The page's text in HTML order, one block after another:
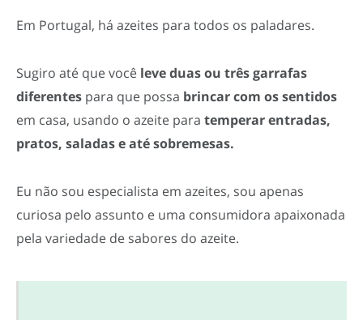
Em Portugal, há azeites para todos os paladares.
Sugiro até que você leve duas ou três garrafas
diferentes para que possa brincar com os sentidos
em casa, usando o azeite para temperar entradas,
pratos, saladas e até sobremesas.
Eu não sou especialista em azeites, sou apenas
curiosa pelo assunto e uma consumidora apaixonada
pela variedade de sabores do azeite.